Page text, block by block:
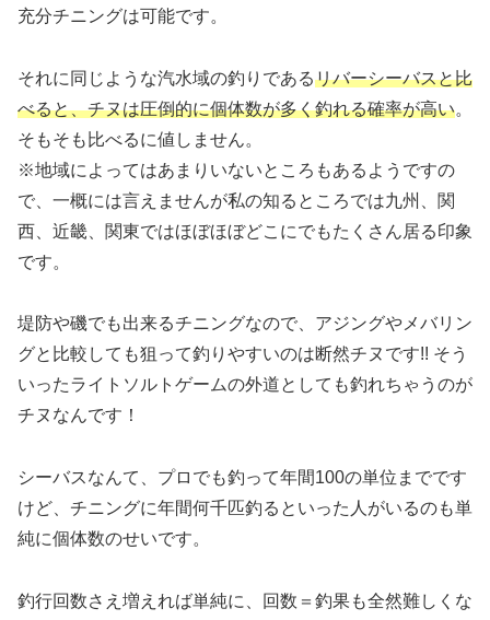
充分チニングは可能です。
それに同じような汽水域の釣りであるリバーシーバスと比
べると、チヌは圧倒的に個体数が多く釣れる確率が高い。
そもそも比べるに値しません。
※地域によってはあまりいないところもあるようですの
で、一概には言えませんが私の知るところでは九州、関
西、近畿、関東ではほぼほぼどこにでもたくさん居る印象
です。
堤防や磯でも出来るチニングなので、アジングやメバリン
グと比較しても狙って釣りやすいのは断然チヌです!! そう
いったライトソルトゲームの外道としても釣れちゃうのが
チヌなんです！
シーバスなんて、プロでも釣って年間100の単位までです
けど、チニングに年間何千匹釣るといった人がいるのも単
純に個体数のせいです。
釣行回数さえ増えれば単純に、回数＝釣果も全然難しくな